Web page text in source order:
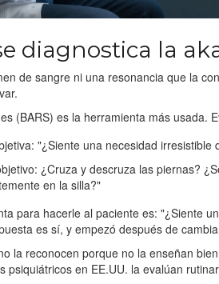
diagnostica la
de sangre ni una resonancia que la
(BARS) es la herramienta más usada.
"¿Siente una necesidad irresistible
¿Cruza y descruza las piernas?
en la silla?"
para hacerle al paciente es: "¿Siente
es sí, y empezó después de
la reconocen porque no la enseñan
psiquiátricos en EE.UU. la evalúan